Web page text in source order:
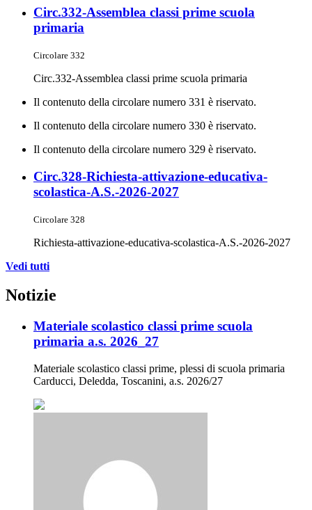
Circ.332-Assemblea classi prime scuola
primaria
Circolare 332
Circ.332-Assemblea classi prime scuola primaria
Il contenuto della circolare numero 331 è riservato.
Il contenuto della circolare numero 330 è riservato.
Il contenuto della circolare numero 329 è riservato.
Circ.328-Richiesta-attivazione-educativa-
scolastica-A.S.-2026-2027
Circolare 328
Richiesta-attivazione-educativa-scolastica-A.S.-2026-2027
Vedi tutti
Notizie
Materiale scolastico classi prime scuola
primaria a.s. 2026_27
Materiale scolastico classi prime, plessi di scuola primaria
Carducci, Deledda, Toscanini, a.s. 2026/27